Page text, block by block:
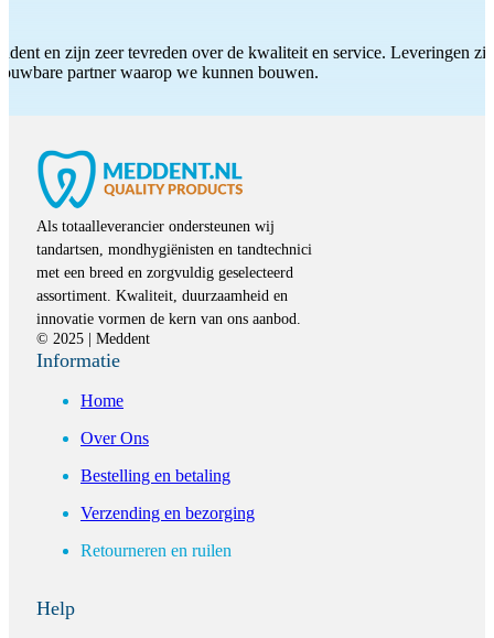
en zijn zeer tevreden over de kwaliteit en service. Leveringen
partner waarop we kunnen bouwen.
Als totaalleverancier ondersteunen wij
tandartsen, mondhygiënisten en tandtechnici
met een breed en zorgvuldig geselecteerd
assortiment. Kwaliteit, duurzaamheid en
innovatie vormen de kern van ons aanbod.
© 2025 | Meddent
Informatie
Home
Over Ons
Bestelling en betaling
Verzending en bezorging
Retourneren en ruilen
Help